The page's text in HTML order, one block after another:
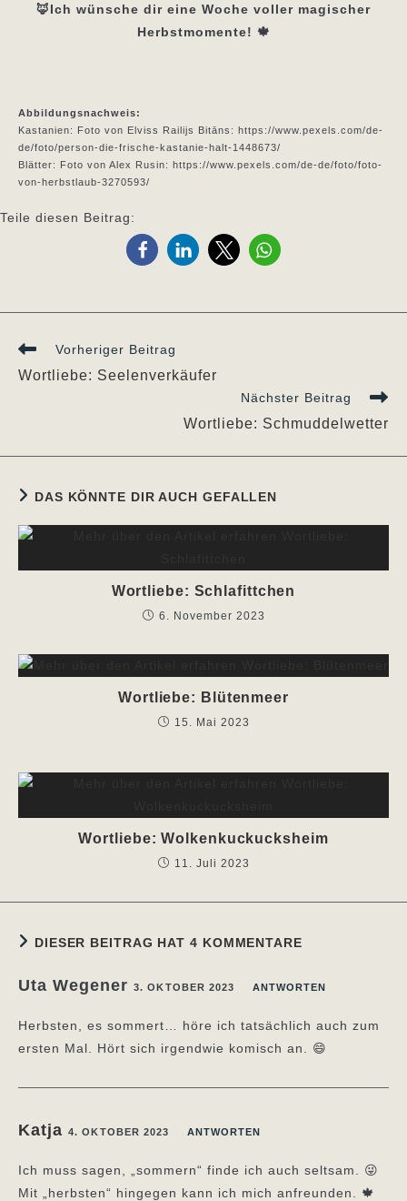
🦊Ich wünsche dir eine Woche voller magischer
Herbstmomente! 🍁
Abbildungsnachweis:
Kastanien: Foto von Elviss Railijs Bitāns: https://www.pexels.com/de-
de/foto/person-die-frische-kastanie-halt-1448673/
Blätter: Foto von Alex Rusin: https://www.pexels.com/de-de/foto/foto-
von-herbstlaub-3270593/
Teile diesen Beitrag:
Weitere
ansehen
Vorheriger Beitrag
Wortliebe: Seelenverkäufer
Nächster Beitrag
Wortliebe: Schmuddelwetter
DAS KÖNNTE DIR AUCH GEFALLEN
Wortliebe: Schlafittchen
6. November 2023
Wortliebe: Blütenmeer
15. Mai 2023
Wortliebe: Wolkenkuckucksheim
11. Juli 2023
DIESER BEITRAG HAT 4 KOMMENTARE
Uta Wegener 3. OKTOBER 2023 ANTWORTEN
Herbsten, es sommert… höre ich tatsächlich auch zum
ersten Mal. Hört sich irgendwie komisch an. 😄
Katja 4. OKTOBER 2023 ANTWORTEN
Ich muss sagen, „sommern“ finde ich auch seltsam. 😜
Mit „herbsten“ hingegen kann ich mich anfreunden. 🍁